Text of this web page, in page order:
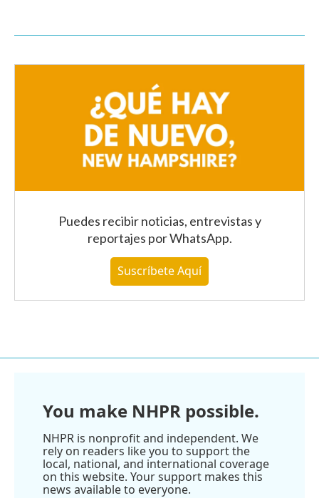
Puedes recibir noticias, entrevistas y
reportajes por WhatsApp.
Suscríbete Aquí
You make NHPR possible.
NHPR is nonprofit and independent. We
rely on readers like you to support the
local, national, and international coverage
on this website. Your support makes this
news available to everyone.